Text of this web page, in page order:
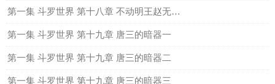
第一集 斗罗世界 第十八章 不动明王赵无极五
第一集 斗罗世界 第十九章 唐三的暗器一
第一集 斗罗世界 第十九章 唐三的暗器二
第一集 斗罗世界 第十九章 唐三的暗器三